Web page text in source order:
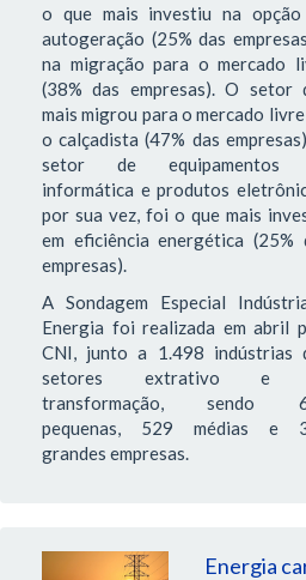
o que mais investiu na
autogeração (25% das
na migração para o mercado
(38% das empresas). O setor
mais migrou para o mercado
o calçadista (47% das
setor de equipamentos
informática e produtos
por sua vez, foi o que mais
em eficiência energética (25%
empresas).
A Sondagem Especial
Energia foi realizada em abril
CNI, junto a 1.498 indústrias
setores extrativo e
transformação, sendo
pequenas, 529 médias e
grandes empresas.
Energia